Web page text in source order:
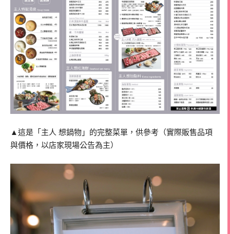
▲這是「主人 想鍋物」的完整菜單，供參考（實際販售品項
與價格，以店家現場公告為主）